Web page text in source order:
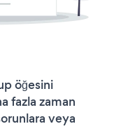
öğesini
fazla zaman
veya